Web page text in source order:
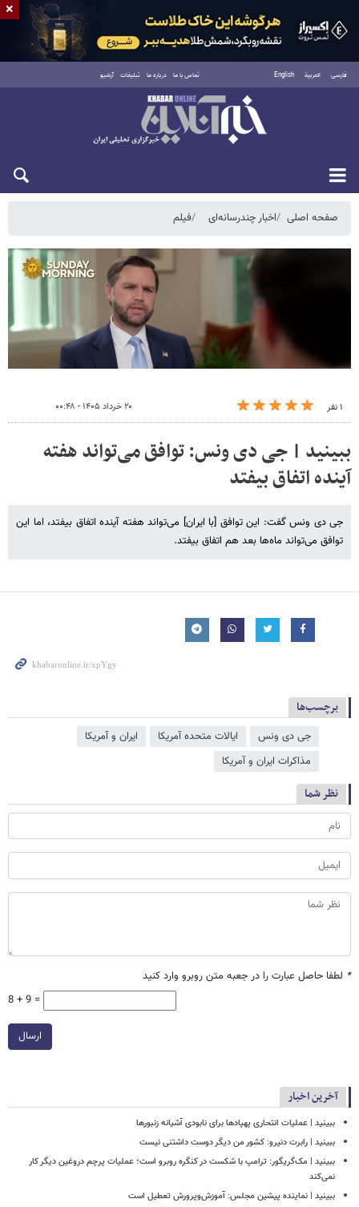
فارسی العربية English تماس با ما درباره ما تبلیغات آرشیو
جمعه ۱۶ مرداد ۱۴۰۵
صفحه اصلی اخبار چندرسانه‌ای فیلم
۱ نفر ۲۰ خرداد ۱۴۰۵ - ۰۰:۴۸
ببینید | جی دی ونس: توافق می‌تواند هفته
آینده اتفاق بیفتد
جی دی ونس گفت: این توافق [با ایران] می‌تواند هفته آینده اتفاق بیفتد، اما این
توافق می‌تواند ماه‌ها بعد هم اتفاق بیفتد.
برچسب‌ها
جی دی ونس ایالات متحده آمریکا
ایران و آمریکا
مذاکرات ایران و آمریکا
نظر شما
* لطفا حاصل عبارت را در جعبه متن روبرو وارد کنید
8 + 9 =
ارسال
آخرین اخبار
ببینید | عملیات انتحاری پهپادها برای نابودی آشیانه زنبورها
ببینید | رابرت دنیرو: کشور من دیگر دوست داشتنی نیست
ببینید | مک‌گریگور: ترامپ با شکست در کنگره روبرو است؛ عملیات پرچم دروغین دیگر کار
نمی‌کند
ببینید | نماینده پیشین مجلس: آموزش‌وپرورش تعطیل است
×